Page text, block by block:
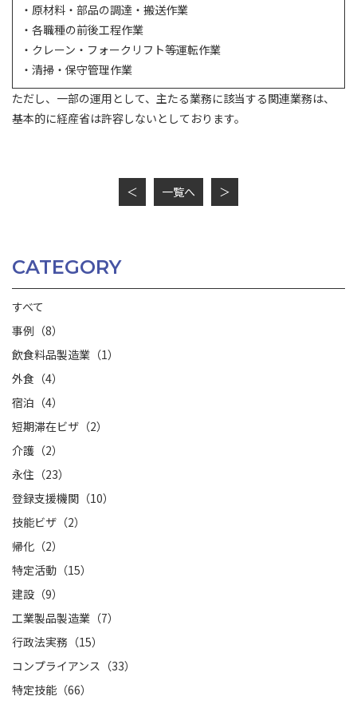
・原材料・部品の調達・搬送作業
・各職種の前後工程作業
・クレーン・フォークリフト等運転作業
・清掃・保守管理作業
ただし、一部の運用として、主たる業務に該当する関連業務は、
基本的に経産省は許容しないとしております。
＜ 一覧へ ＞
CATEGORY
すべて
事例（8）
飲食料品製造業（1）
外食（4）
宿泊（4）
短期滞在ビザ（2）
介護（2）
永住（23）
登録支援機関（10）
技能ビザ（2）
帰化（2）
特定活動（15）
建設（9）
工業製品製造業（7）
行政法実務（15）
コンプライアンス（33）
特定技能（66）